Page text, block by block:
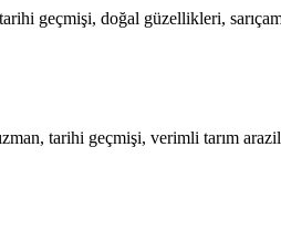
geçmişi, doğal güzellikleri,
tarihi geçmişi, verimli tarım